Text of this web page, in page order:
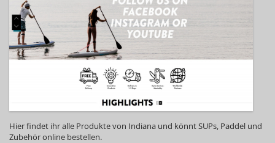
Hier findet ihr alle Produkte von Indiana und könnt SUPs, Paddel und
Zubehör online bestellen.